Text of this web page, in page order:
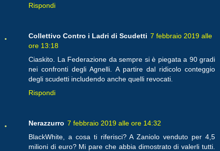
Rispondi
Collettivo Contro i Ladri di Scudetti 7 febbraio 2019 alle
ore 13:18
Ciaskito. La Federazione da sempre si è piegata a 90 gradi
nei confronti degli Agnelli. A partire dal ridicolo conteggio
degli scudetti includendo anche quelli revocati.
Rispondi
Nerazzurro 7 febbraio 2019 alle ore 14:32
BlackWhite, a cosa ti riferisci? A Zaniolo venduto per 4,5
milioni di euro? Mi pare che abbia dimostrato di valerli tutti.